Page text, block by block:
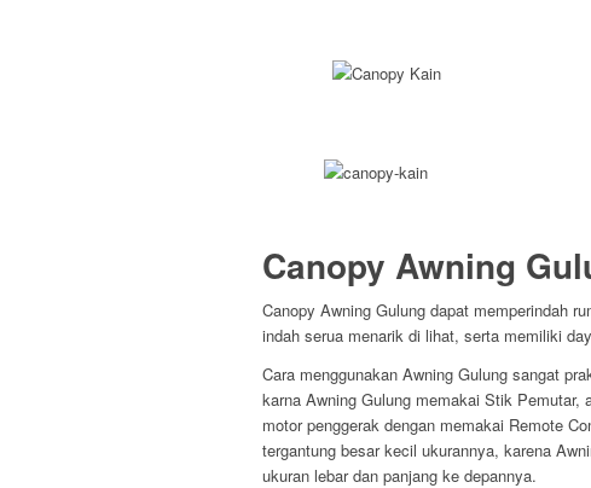
Canopy Awning
Canopy Awning Gulung dapat memperindah
indah serua menarik di lihat, serta memiliki
Cara menggunakan Awning Gulung sangat
karna Awning Gulung memakai Stik Pemutar,
motor penggerak dengan memakai Remote
tergantung besar kecil ukurannya, karena
ukuran lebar dan panjang ke depannya.